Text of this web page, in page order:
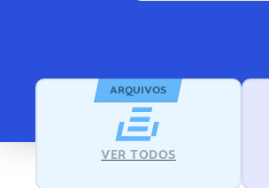
ARQUIVOS
VER TODOS